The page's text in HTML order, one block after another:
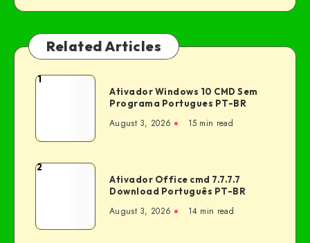
Related Articles
1
Ativador Windows 10 CMD Sem
Programa Portugues PT-BR
August 3, 2026 15 min read
2
Ativador Office cmd 7.7.7.7
Download Português PT-BR
August 3, 2026 14 min read